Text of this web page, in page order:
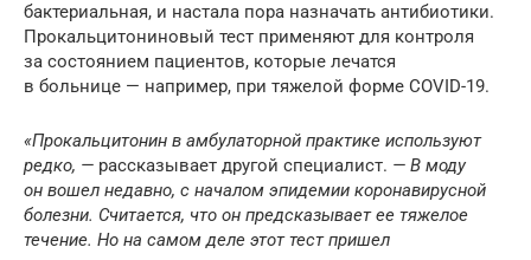
бактериальная, и настала пора назначать антибиотики.
Прокальцитониновый тест применяют для контроля
за состоянием пациентов, которые лечатся
в больнице — например, при тяжелой форме COVID-19.
«Прокальцитонин в амбулаторной практике используют
редко, — рассказывает другой специалист. — В моду
он вошел недавно, с началом эпидемии коронавирусной
болезни. Считается, что он предсказывает ее тяжелое
течение. Но на самом деле этот тест пришел